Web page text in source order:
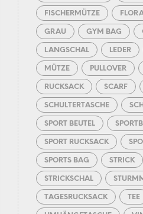
FISCHERMÜTZE
GRAU GYM BAG
LANGSCHAL LEDER
MÜTZE PULLOVER
RUCKSACK SCARF
SCHULTERTASCHE
SPORT BEUTEL
SPORT RUCKSACK
SPORTS BAG STRICK
STRICKSCHAL
TAGESRUCKSACK TEE